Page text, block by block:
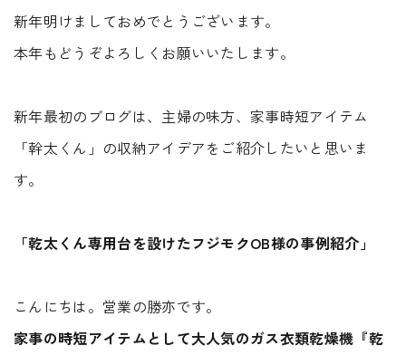
Staff
スタッフ紹介
Contact
資料請求・
お問い合わせ
メルマガ登録
採用情報
Interview
住まい手の声
Blog
ブログ
紹介
紹介
新年明けましておめでとうございます。
本年もどうぞよろしくお願いいたします。
新年最初のブログは、主婦の味方、家事時短アイテム
「幹太くん」の収納アイデアをご紹介したいと思いま
す。
「乾太くん専用台を設けたフジモクOB様の事例紹介」
こんにちは。営業の勝亦です。
家事の時短アイテムとして大人気のガス衣類乾燥機『乾